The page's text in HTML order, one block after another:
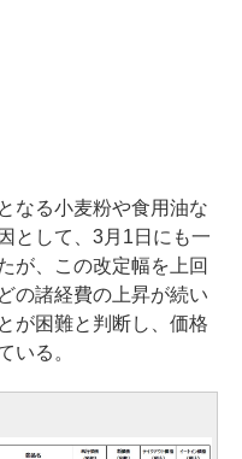
なる小麦粉や食用油な
として、3月1日にも一
が、この改定幅を上回
の諸経費の上昇が続い
が困難と判断し、価格
いる。